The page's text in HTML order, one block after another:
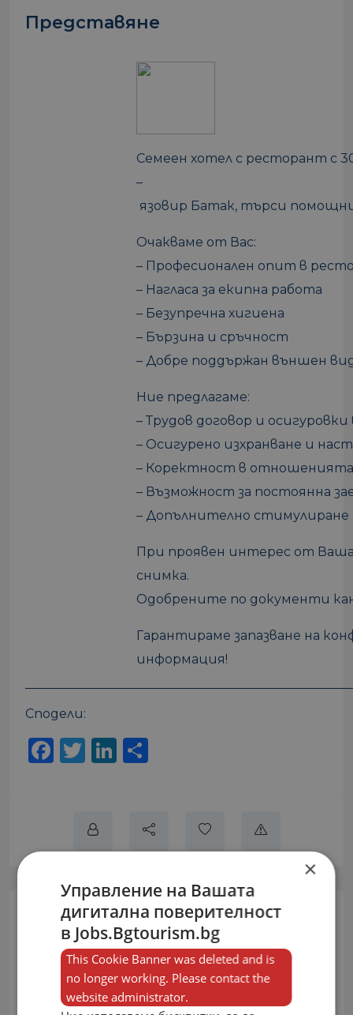
Представяне
Семеен хотел с ресторант с
–
язовир Батак, търси
Очакваме от Вас:
– Професионален опит в
– Нагласа за екипна работа
– Безупречна хигиена
– Бързина и сръчност
– Добре поддържан външен
Ние предлагаме:
– Трудов договор и
– Осигурено изхранване и
– Коректност в отношенията
– Възможност за постоянна
– Допълнително стимулиране
При проявен интерес от
снимка.
Одобрените по документи
Гарантираме запазване на
информация!
Сподели:
Facebook
Twitter
LinkedIn
Villa Santa Maria
Individual
×
Управление на Вашата
дигитална поверителност
в Jobs.Bgtourism.bg
This Cookie Banner was deleted and is
no longer working. Please contact the
website administrator.